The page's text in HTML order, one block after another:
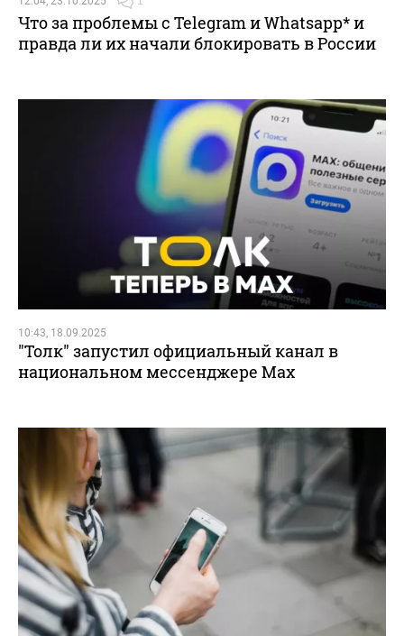
Что за проблемы с Telegram и Whatsapp* и
правда ли их начали блокировать в России
10:43, 18.09.2025
"Толк" запустил официальный канал в
национальном мессенджере Мах